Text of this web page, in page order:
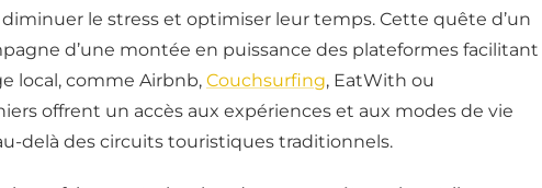
diminuer le stress et optimiser leur temps. Cette quête d’un
d’une montée en puissance des plateformes facilitant
local, comme Airbnb, Couchsurfing, EatWith ou
offrent un accès aux expériences et aux modes de vie
delà des circuits touristiques traditionnels.